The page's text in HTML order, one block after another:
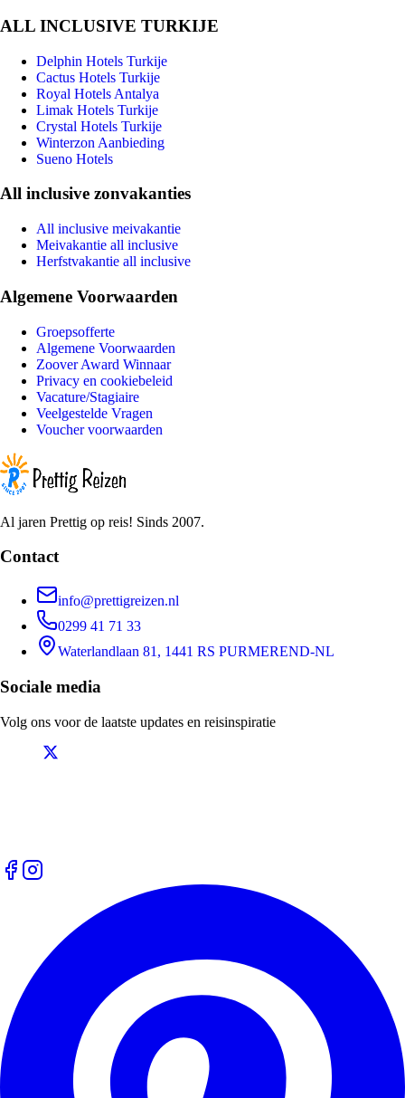
ALL INCLUSIVE TURKIJE
Delphin Hotels Turkije
Cactus Hotels Turkije
Royal Hotels Antalya
Limak Hotels Turkije
Crystal Hotels Turkije
Winterzon Aanbieding
Sueno Hotels
All inclusive zonvakanties
All inclusive meivakantie
Meivakantie all inclusive
Herfstvakantie all inclusive
Algemene Voorwaarden
Groepsofferte
Algemene Voorwaarden
Zoover Award Winnaar
Privacy en cookiebeleid
Vacature/Stagiaire
Veelgestelde Vragen
Voucher voorwaarden
Al jaren Prettig op reis! Sinds 2007.
Contact
info@prettigreizen.nl
0299 41 71 33
Waterlandlaan 81, 1441 RS PURMEREND-NL
Sociale media
Volg ons voor de laatste updates en reisinspiratie